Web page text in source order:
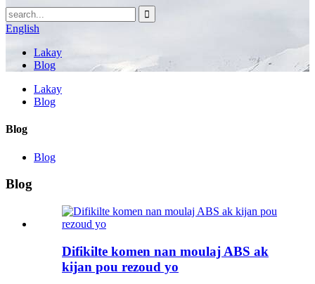
English
Lakay
Blog
Lakay
Blog
Blog
Blog
Blog
Difikilte komen nan moulaj ABS ak
kijan pou rezoud yo